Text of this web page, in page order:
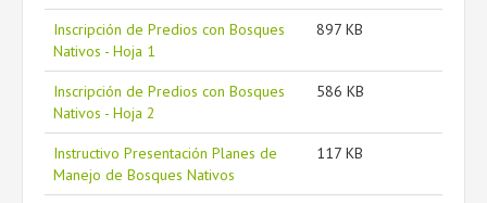
Inscripción de Predios con Bosques
Nativos - Hoja 1
897 KB
Inscripción de Predios con Bosques
Nativos - Hoja 2
586 KB
Instructivo Presentación Planes de
Manejo de Bosques Nativos
117 KB